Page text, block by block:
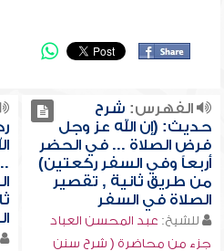
الفهرس: شرح
حديث: (إن الله عز وجل
فرض الصلاة ... في الحضر
أربعاً وفي السفر ركعتين)
من طريق ثانية , تقصير
الصلاة في السفر
للشيخ: عبد المحسن العباد
جزء من محاضرة ( شرح سنن